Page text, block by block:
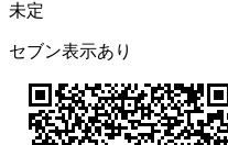
未定
セブン表示あり